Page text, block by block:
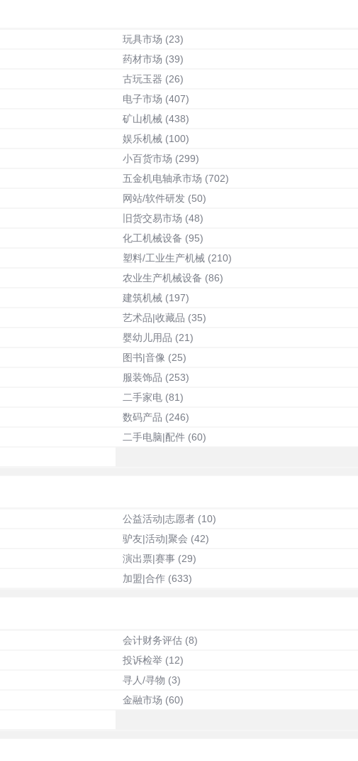
玩具市场 (23)
药材市场 (39)
古玩玉器 (26)
电子市场 (407)
矿山机械 (438)
娱乐机械 (100)
小百货市场 (299)
五金机电轴承市场 (702)
网站/软件研发 (50)
旧货交易市场 (48)
化工机械设备 (95)
塑料/工业生产机械 (210)
农业生产机械设备 (86)
建筑机械 (197)
艺术品|收藏品 (35)
婴幼儿用品 (21)
图书|音像 (25)
服装饰品 (253)
二手家电 (81)
数码产品 (246)
二手电脑|配件 (60)
公益活动|志愿者 (10)
驴友|活动|聚会 (42)
演出票|赛事 (29)
加盟|合作 (633)
会计财务评估 (8)
投诉检举 (12)
寻人/寻物 (3)
金融市场 (60)